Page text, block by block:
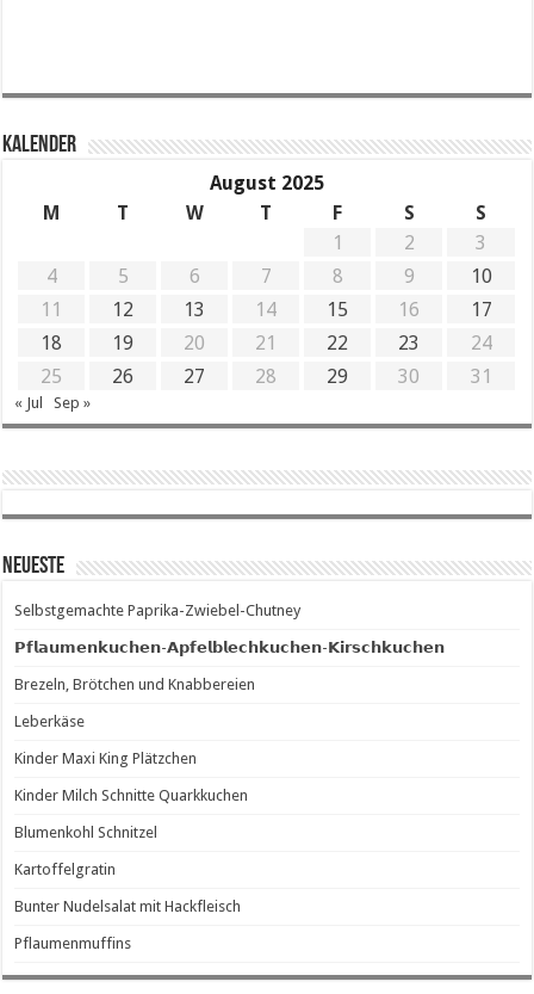
KALENDER
August 2025
M
T W T F S
S
1
2
3
4
5 6 7 8 9
10
11
12 13 14 15 16
17
18
19 20 21 22 23
24
25
26 27 28 29 30 31
« Jul Sep »
Neueste
Selbstgemachte Paprika-Zwiebel-Chutney
𝗣𝗳𝗹𝗮𝘂𝗺𝗲𝗻𝗸𝘂𝗰𝗵𝗲𝗻-𝗔𝗽𝗳𝗲𝗹𝗯𝗹𝗲𝗰𝗵𝗸𝘂𝗰𝗵𝗲𝗻-𝗞𝗶𝗿𝘀𝗰𝗵𝗸𝘂𝗰𝗵𝗲𝗻
Brezeln, Brötchen und Knabbereien
Leberkäse
Kinder Maxi King Plätzchen
Kinder Milch Schnitte Quarkkuchen
Blumenkohl Schnitzel
Kartoffelgratin
Bunter Nudelsalat mit Hackfleisch
Pflaumenmuffins